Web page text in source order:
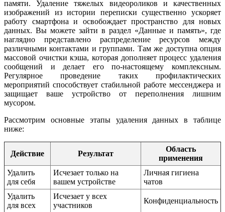
памяти. Удаление тяжелых видеороликов и качественных
изображений из истории переписки существенно ускоряет
работу смартфона и освобождает пространство для новых
данных. Вы можете зайти в раздел «Данные и память», где
наглядно представлено распределение ресурсов между
различными контактами и группами. Там же доступна опция
массовой очистки кэша, которая дополняет процесс удаления
сообщений и делает его по-настоящему комплексным.
Регулярное проведение таких профилактических
мероприятий способствует стабильной работе мессенджера и
защищает ваше устройство от переполнения лишним
мусором.
Рассмотрим основные этапы удаления данных в таблице
ниже:
Действие Результат
Область
применения
Удалить
для себя
Исчезает только на
вашем устройстве
Личная гигиена
чатов
Удалить
для всех
Исчезает у всех
участников
Конфиденциальность